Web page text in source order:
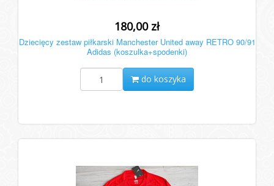
180,00 zł
Dziecięcy zestaw piłkarski Manchester United away RETRO 90/91
Adidas (koszulka+spodenki)
do koszyka